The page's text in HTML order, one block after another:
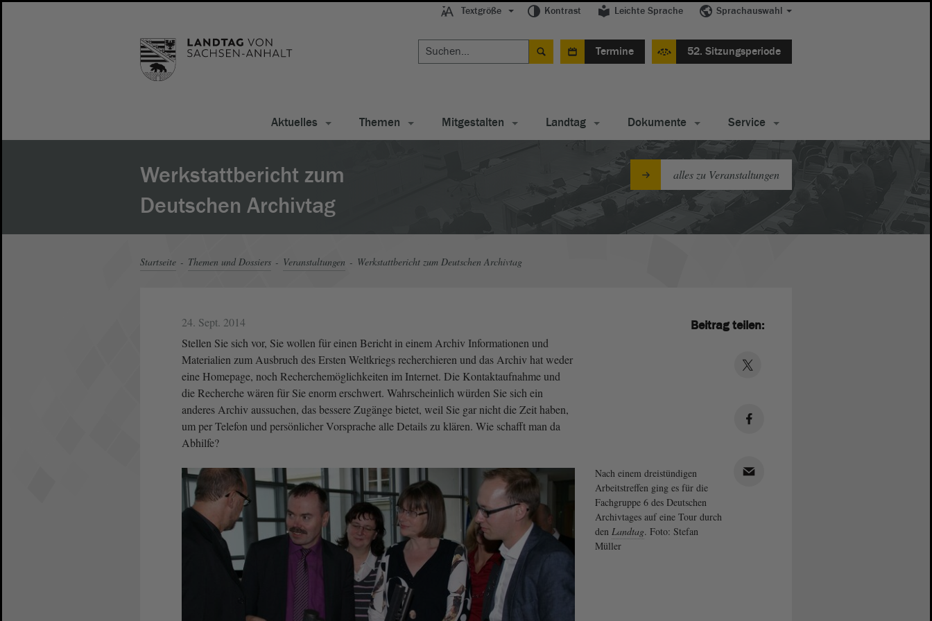
Textgröße Kontrast Leichte Sprache Sprachauswahl
Termine 52. Sitzungsperiode
Aktuelles Themen Mitgestalten Landtag Dokumente Service
Werkstattbericht zum
Deutschen Archivtag
alles zu Veranstaltungen
Startseite Themen und Dossiers Veranstaltungen Werkstattbericht zum Deutschen Archivtag
24. Sept. 2014
Stellen Sie sich vor, Sie wollen für einen Bericht in einem Archiv Informationen und
Materialien zum Ausbruch des Ersten Weltkriegs recherchieren und das Archiv hat weder
eine Homepage, noch Recherchemöglichkeiten im Internet. Die Kontaktaufnahme und
die Recherche wären für Sie enorm erschwert. Wahrscheinlich würden Sie sich ein
anderes Archiv aussuchen, das bessere Zugänge bietet, weil Sie gar nicht die Zeit haben,
um per Telefon und persönlicher Vorsprache alle Details zu klären. Wie schafft man da
Abhilfe?
Nach einem dreistündigen
Arbeitstreffen ging es für die
Fachgruppe 6 des Deutschen
Archivtages auf eine Tour durch
den Landtag. Foto: Stefan
Müller
Beitrag teilen: